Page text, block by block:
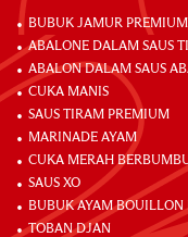
BUBUK JAMUR PREMIUM
ABALONE DALAM SAUS
ABALON DALAM SAUS
CUKA MANIS
SAUS TIRAM PREMIUM
MARINADE AYAM
CUKA MERAH
SAUS XO
BUBUK AYAM BOUILLON
TOBAN DJAN